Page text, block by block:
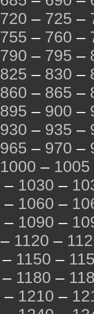
720 – 725 –
755 – 760 –
790 – 795 –
825 – 830 –
860 – 865 –
895 – 900 –
930 – 935 –
965 – 970 –
1000 – 1005
– 1030 –
– 1060 –
– 1090 –
– 1120 –
– 1150 –
– 1180 –
– 1210 –